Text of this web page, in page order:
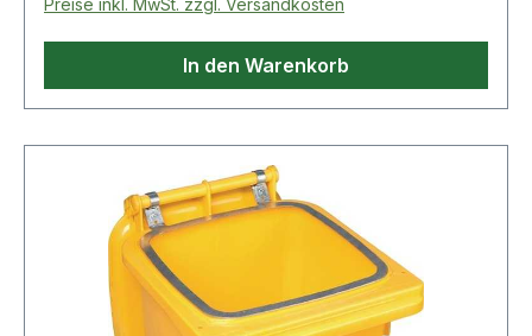
Preise inkl. MwSt. zzgl. Versandkosten
In den Warenkorb